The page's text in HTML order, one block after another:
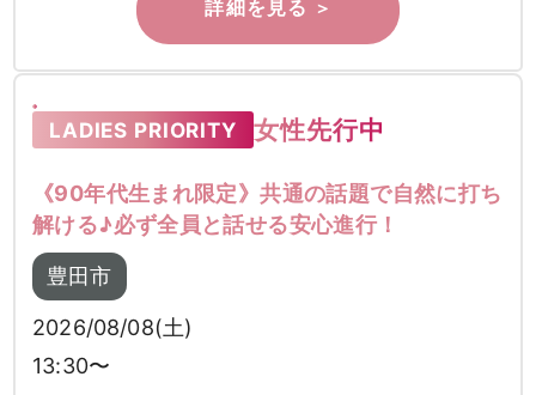
LADIES PRIORITY 女性先行中
《90年代生まれ限定》共通の話題で自然に打ち
解ける♪必ず全員と話せる安心進行！
豊田市
2026/08/08(土)
13:30〜